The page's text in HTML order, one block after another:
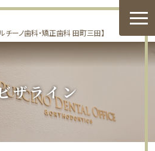
ーノ歯科・矯正歯科 田町三田】
ザライン